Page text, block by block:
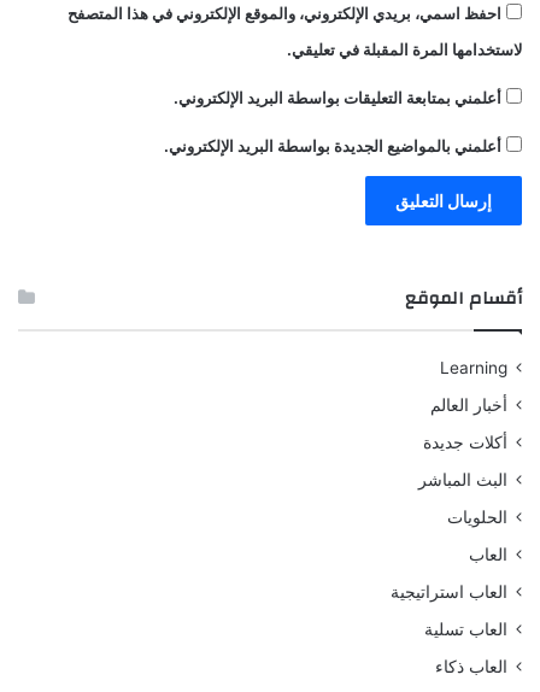
احفظ اسمي، بريدي الإلكتروني، والموقع الإلكتروني في هذا المتصفح
لاستخدامها المرة المقبلة في تعليقي.
أعلمني بمتابعة التعليقات بواسطة البريد الإلكتروني.
أعلمني بالمواضيع الجديدة بواسطة البريد الإلكتروني.
أقسام الموقع
Learning
أخبار العالم
أكلات جديدة
البث المباشر
الحلويات
العاب
العاب استراتيجية
العاب تسلية
العاب ذكاء